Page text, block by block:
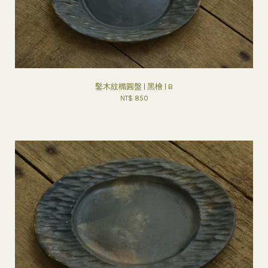
鑿木紋橢圓盤 | 黑檜 | B
NT$ 850